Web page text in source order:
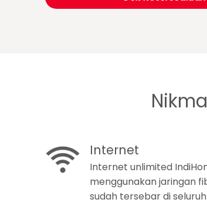
Internet
Internet unlimited
menggunakan jaringan
sudah tersebar di